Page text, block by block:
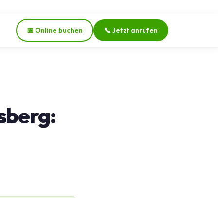
📅 Online buchen 📞 Jetzt anrufen